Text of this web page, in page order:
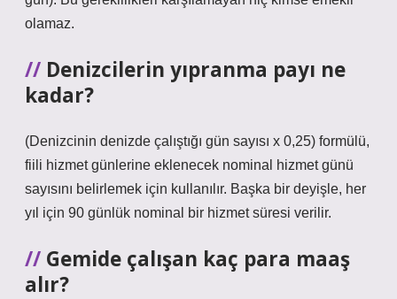
olamaz.
Denizcilerin yıpranma payı ne
kadar?
(Denizcinin denizde çalıştığı gün sayısı x 0,25) formülü,
fiili hizmet günlerine eklenecek nominal hizmet günü
sayısını belirlemek için kullanılır. Başka bir deyişle, her
yıl için 90 günlük nominal bir hizmet süresi verilir.
Gemide çalışan kaç para maaş
alır?